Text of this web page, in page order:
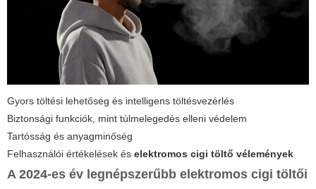
Gyors töltési lehetőség és intelligens töltésvezérlés
Biztonsági funkciók, mint túlmelegedés elleni védelem
Tartósság és anyagminőség
Felhasználói értékelések és elektromos cigi töltő vélemények
A 2024-es év legnépszerűbb elektromos cigi töltői